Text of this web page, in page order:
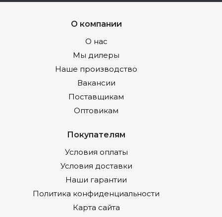
О компании
О нас
Мы дилеры
Наше производство
Вакансии
Поставщикам
Оптовикам
Покупателям
Условия оплаты
Условия доставки
Наши гарантии
Политика конфиденциальности
Карта сайта